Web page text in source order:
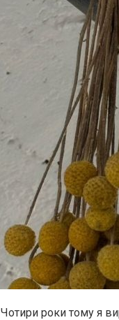
Чотири роки тому я